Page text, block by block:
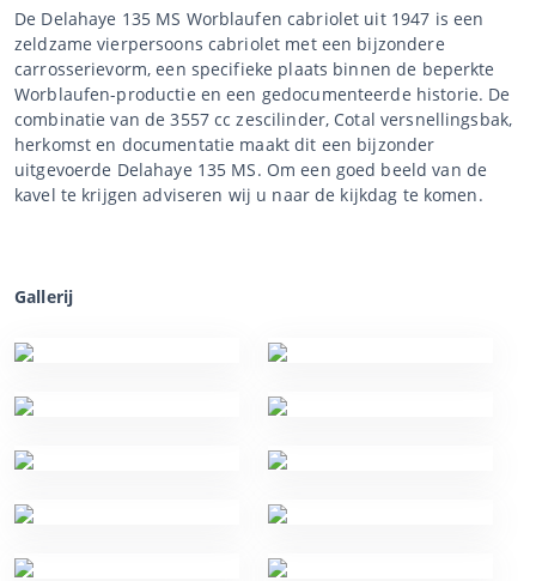
De Delahaye 135 MS Worblaufen cabriolet uit 1947 is een
zeldzame vierpersoons cabriolet met een bijzondere
carrosserievorm, een specifieke plaats binnen de beperkte
Worblaufen-productie en een gedocumenteerde historie. De
combinatie van de 3557 cc zescilinder, Cotal versnellingsbak,
herkomst en documentatie maakt dit een bijzonder
uitgevoerde Delahaye 135 MS. Om een goed beeld van de
kavel te krijgen adviseren wij u naar de kijkdag te komen.
Gallerij